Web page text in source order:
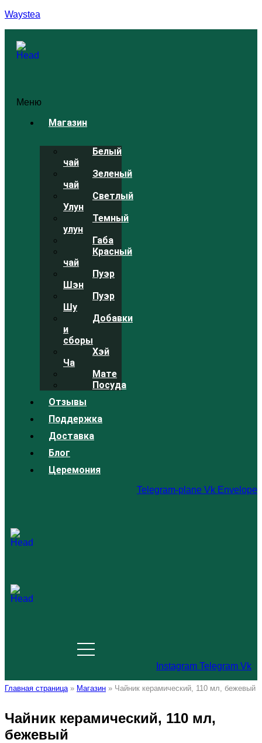
Waystea
Меню
Магазин
Белый
чай
Зеленый
чай
Светлый
Улун
Темный
улун
Габа
Красный
чай
Пуэр
Шэн
Пуэр
Шу
Добавки
и
сборы
Хэй
Ча
Мате
Посуда
Отзывы
Поддержка
Доставка
Блог
Церемония
Telegram-plane Vk Envelope
Instagram Telegram Vk
Главная страница» Магазин » Чайник керамический, 110 мл, бежевый
Чайник керамический, 110 мл,
бежевый